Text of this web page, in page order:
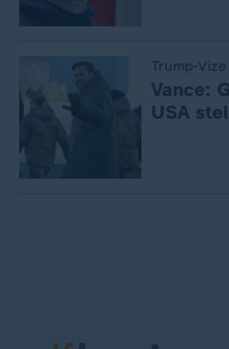
Trump-
Vance:
USA